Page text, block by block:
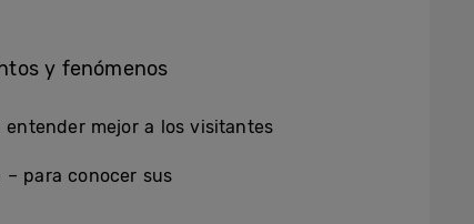
y fenómenos
mejor a los visitantes
para conocer sus